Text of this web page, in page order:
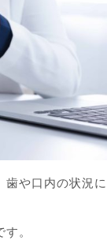
や口内の状況に
。